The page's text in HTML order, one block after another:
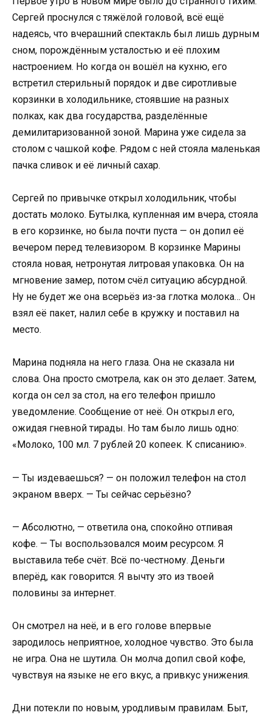
Сергей проснулся с тяжёлой головой, всё ещё
надеясь, что вчерашний спектакль был лишь дурным
сном, порождённым усталостью и её плохим
настроением. Но когда он вошёл на кухню, его
встретил стерильный порядок и две сиротливые
корзинки в холодильнике, стоявшие на разных
полках, как два государства, разделённые
демилитаризованной зоной. Марина уже сидела за
столом с чашкой кофе. Рядом с ней стояла маленькая
пачка сливок и её личный сахар.
Сергей по привычке открыл холодильник, чтобы
достать молоко. Бутылка, купленная им вчера, стояла
в его корзинке, но была почти пуста — он допил её
вечером перед телевизором. В корзинке Марины
стояла новая, нетронутая литровая упаковка. Он на
мгновение замер, потом счёл ситуацию абсурдной.
Ну не будет же она всерьёз из-за глотка молока… Он
взял её пакет, налил себе в кружку и поставил на
место.
Марина подняла на него глаза. Она не сказала ни
слова. Она просто смотрела, как он это делает. Затем,
когда он сел за стол, на его телефон пришло
уведомление. Сообщение от неё. Он открыл его,
ожидая гневной тирады. Но там было лишь одно:
«Молоко, 100 мл. 7 рублей 20 копеек. К списанию».
— Ты издеваешься? — он положил телефон на стол
экраном вверх. — Ты сейчас серьёзно?
— Абсолютно, — ответила она, спокойно отпивая
кофе. — Ты воспользовался моим ресурсом. Я
выставила тебе счёт. Всё по-честному. Деньги
вперёд, как говорится. Я вычту это из твоей
половины за интернет.
Он смотрел на неё, и в его голове впервые
зародилось неприятное, холодное чувство. Это была
не игра. Она не шутила. Он молча допил свой кофе,
чувствуя на языке не его вкус, а привкус унижения.
Дни потекли по новым, уродливым правилам. Быт,